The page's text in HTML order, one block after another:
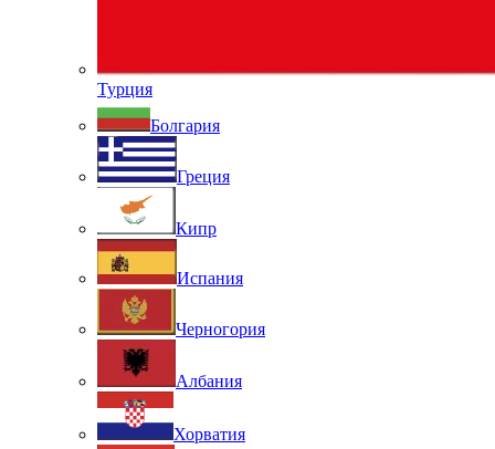
Турция
Болгария
Греция
Кипр
Испания
Черногория
Албания
Хорватия